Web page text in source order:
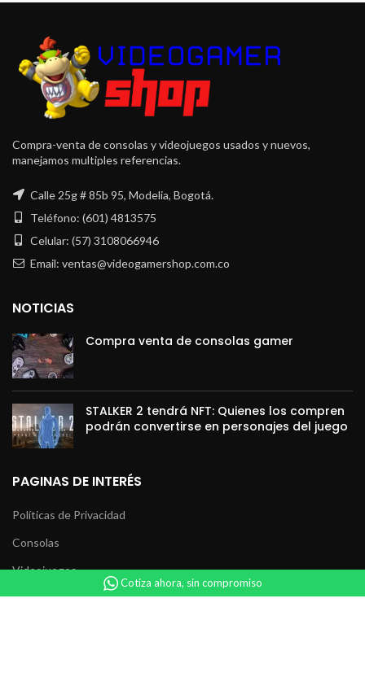
Compra-venta de consolas y videojuegos usados y nuevos,
manejamos multiples referencias.
Calle 25g # 85b 95, Modelia, Bogotá.
Teléfono: (601) 4813575
Celular: (57) 3108066946
Email: ventas@videogamershop.com.co
NOTICIAS
Compra venta de consolas gamer
STALKER 2 tendrá NFT: Quienes los compren
podrán convertirse en personajes del juego
PAGINAS DE INTERÉS
Políticas de Privacidad
Consolas
Videojuegos
Accesorios
Cotiza ahora, sin compromiso